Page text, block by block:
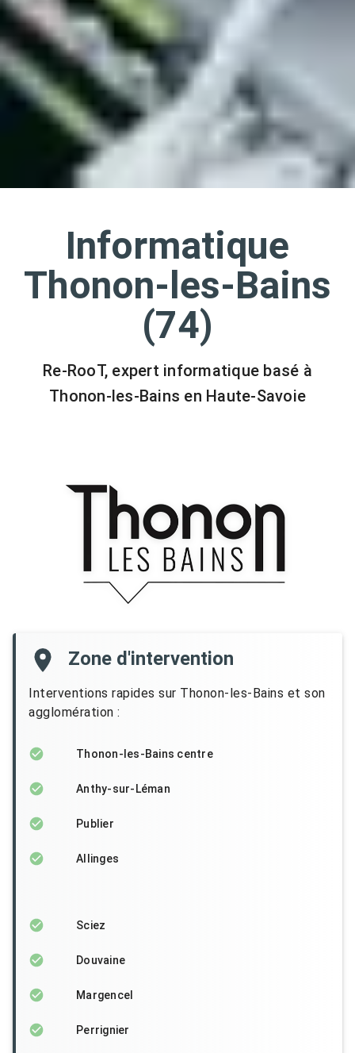
Informatique
Thonon-les-Bains
(74)
Re-RooT, expert informatique basé à
Thonon-les-Bains en Haute-Savoie
Zone d'intervention
Interventions rapides sur Thonon-les-Bains et son
agglomération :
Thonon-les-Bains centre
Anthy-sur-Léman
Publier
Allinges
Sciez
Douvaine
Margencel
Perrignier